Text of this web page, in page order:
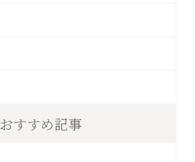
おすすめ記事